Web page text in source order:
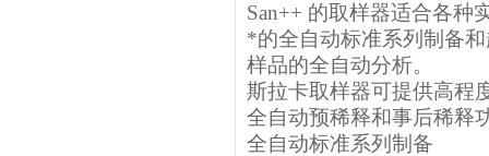
San++ 的取样器适合各种
*的全自动标准系列制备
样品的全自动分析。
斯拉卡取样器可提供高程
全自动预稀释和事后稀释
全自动标准系列制备